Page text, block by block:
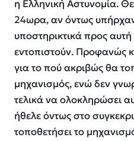
η Ελληνική Αστυνομία.
24ωρα, αν όντως
υποστηρικτικά προς
εντοπιστούν. Προφανώς
για το πού ακριβώς θα
μηχανισμός, ενώ δεν
τελικά να ολοκληρώσει
ήθελε όντως στο
τοποθετήσει το